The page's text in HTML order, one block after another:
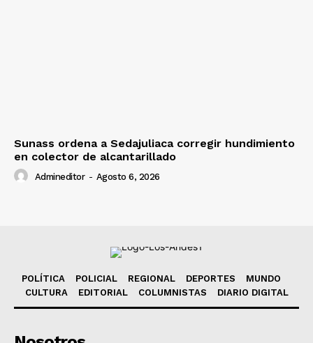
Sunass ordena a Sedajuliaca corregir hundimiento
en colector de alcantarillado
Admineditor - Agosto 6, 2026
POLÍTICA POLICIAL REGIONAL DEPORTES
MUNDO
CULTURA
EDITORIAL COLUMNISTAS DIARIO DIGITAL